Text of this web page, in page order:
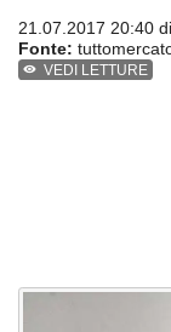
21.07.2017 20:40 di
Fonte:
VEDI LETTURE